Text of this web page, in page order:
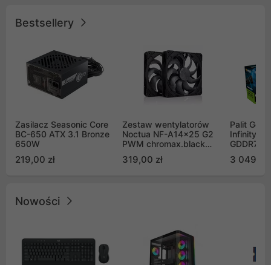
Bestsellery
Zasilacz Seasonic Core
BC-650 ATX 3.1 Bronze
650W
219,00 zł
Zestaw wentylatorów
Noctua NF-A14x25 G2
PWM chromax.black
Push Pull (2szt)
319,00 zł
Palit
Infinity 3
GDDR7
GB2050S)
3 049,00
Nowości